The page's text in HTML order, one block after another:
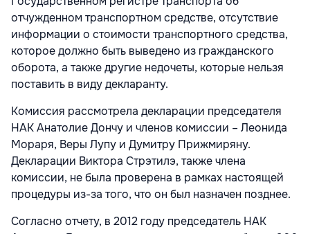
отчужденном транспортном средстве, отсутствие
информации о стоимости транспортного средства,
которое должно быть выведено из гражданского
оборота, а также другие недочеты, которые нельзя
поставить в виду декларанту.
Комиссия рассмотрела декларации председателя
НАК Анатолие Дончу и членов комиссии – Леонида
Мораря, Веры Лупу и Думитру Прижмиряну.
Декларации Виктора Стрэтилэ, также члена
комиссии, не была проверена в рамках настоящей
процедуры из-за того, что он был назначен позднее.
Согласно отчету, в 2012 году председатель НАК